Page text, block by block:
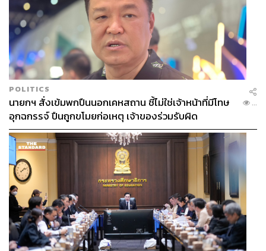
POLITICS
นายกฯ สั่งเข้มพกปืนนอกเคหสถาน ชี้ไม่ใช่เจ้าหน้าที่มีโทษ
อุกฉกรรจ์ ปืนถูกขโมยก่อเหตุ เจ้าของร่วมรับผิด
...